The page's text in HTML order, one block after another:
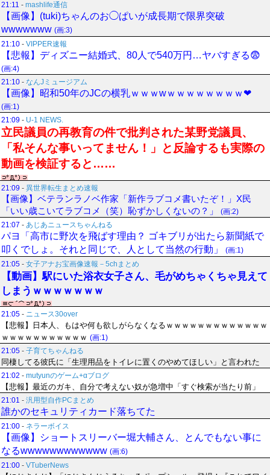
21:11 - mashlife通信
【画像】(tuki)ちゃんのお◯ぱいが成長期で限界突破
wwwwwww (画:3)
21:10 - VIPPER速報
【悲報】ディズニー結婚式、80人で540万円…ヤバすぎる😨
(画:4)
21:10 - なんJミュージアム
【画像】昭和50年のJCの横乳ｗｗｗwｗｗｗｗｗｗｗｗ❤
(画:1)
21:09 - U-1 NEWS.
立民議員の再教育の件で批判された某野党議員、
「私そんな事いってません！」と反論するも実際の
動画を検証すると……
21:09 - 異世界転生まとめ速報
【画像】ベテランラノベ作家「新作ラブコメ書いたぞ！」X民
「いい歳こいてラブコメ（笑）恥ずかしくないの？」
(画:2)
21:07 - あじあニュースちゃんねる
パヨ「高市に野次を飛ばす理由？ ゴキブリが出たら新聞紙で
叩くでしょ。それと同じで、人として当然の行動」
(画:1)
21:05 - 女子アナお宝画像速報－5chまとめ
【動画】駅にいた浴衣女子さん、毛がめちゃくちゃ見えて
しまうｗｗｗｗｗｗｗ
21:05 - ニュース30over
【悲報】日本人、もはや何も欲しがらなくなるｗｗｗｗｗｗｗｗｗｗｗｗｗ
ｗｗｗｗｗｗｗｗｗｗｗ (画:1)
21:05 - 子育てちゃんねる
同棲してる彼氏に「生理用品をトイレに置くのやめてほしい」と言われた
21:02 - mutyunのゲーム+αブログ
【悲報】最近のガキ、自分で考えない奴が急増中「すぐ検索が当たり前」
21:01 - 汎用型自作PCまとめ
誰かのセキュリティカード落ちてた
21:00 - ネラーボイス
【画像】ショートスリーバー堀大輔さん、とんでもない事に
なるwwwwwwwwwwww (画:6)
21:00 - VTuberNews